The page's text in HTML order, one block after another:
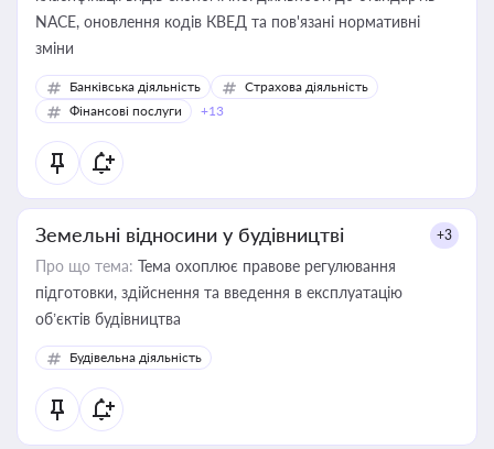
NACE, оновлення кодів КВЕД та пов'язані нормативні
зміни
Банківська діяльність
Страхова діяльність
Фінансові послуги
+13
Земельні відносини у будівництві +3
Про що тема: Тема охоплює правове регулювання
підготовки, здійснення та введення в експлуатацію
об’єктів будівництва
Будівельна діяльність